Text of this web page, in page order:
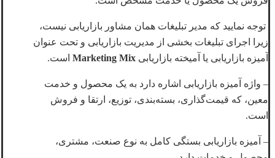
توجه نمایید که مدیر تبلیغات همان مشاور بازاریابی نیست،
زیرا اجرای تبلیغات بخشی از مدیریت بازاریابی و تحت عنوان
آمیزه بازاریابی یا آمیخته بازاریابی
است.
– واژه آمیزه بازاریابی اشاره دارد به یک محصول و خدمت
معین، که قیمت‌گذاری، بسته‌بندی، توزیع، ارتقا و فروش
است.
– آمیزه بازاریابی بستگی کامل به نوع صنعت، مشتری،